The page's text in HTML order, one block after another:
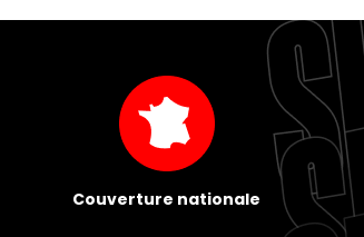
Couverture nationale